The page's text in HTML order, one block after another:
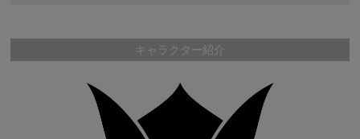
キャラクター紹介